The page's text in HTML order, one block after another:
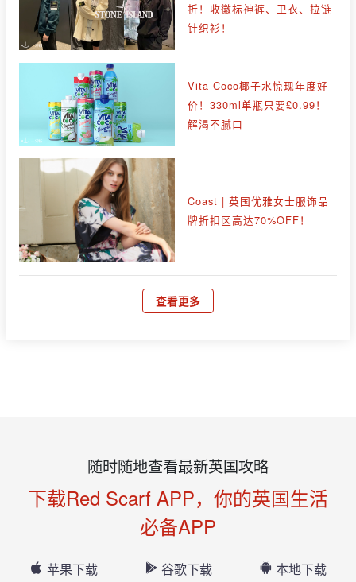
折！收徽标神裤、卫衣、拉链
针织衫！
Vita Coco椰子水惊现年度好
价！330ml单瓶只要£0.99！
解渴不腻口
Coast | 英国优雅女士服饰品
牌折扣区高达70%OFF！
查看更多
随时随地查看最新英国攻略
下载Red Scarf APP，你的英国生活
必备APP
苹果下载 谷歌下载 本地下载